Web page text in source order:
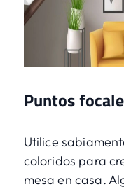
Puntos
Utilice
coloridos para
mesa en casa.